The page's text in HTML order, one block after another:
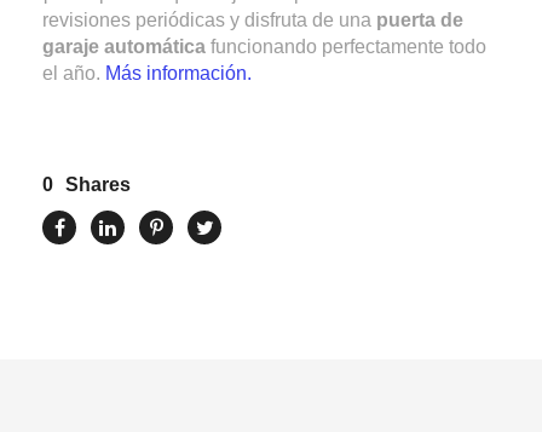
revisiones periódicas y disfruta de una puerta de
garaje automática funcionando perfectamente todo
el año. Más información.
0 Shares